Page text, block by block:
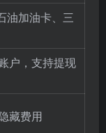
油加油卡、三
户，支持提现
藏费用